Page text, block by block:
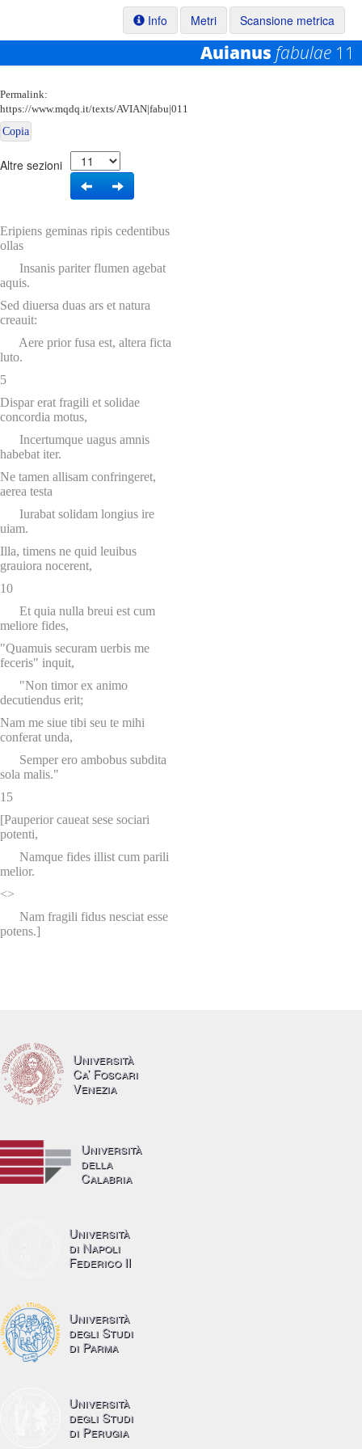
Info Metri Scansione metrica
Auianus fabulae 11
Permalink:
https://www.mqdq.it/texts/AVIAN|fabu|011
Copia
Altre sezioni
Eripiens geminas ripis cedentibus
ollas
Insanis pariter flumen agebat
aquis.
Sed diuersa duas ars et natura
creauit:
Aere prior fusa est, altera ficta
luto.
5
Dispar erat fragili et solidae
concordia motus,
Incertumque uagus amnis
habebat iter.
Ne tamen allisam confringeret,
aerea testa
Iurabat solidam longius ire
uiam.
Illa, timens ne quid leuibus
grauiora nocerent,
10
Et quia nulla breui est cum
meliore fides,
"Quamuis securam uerbis me
feceris" inquit,
"Non timor ex animo
decutiendus erit;
Nam me siue tibi seu te mihi
conferat unda,
Semper ero ambobus subdita
sola malis."
15
[Pauperior caueat sese sociari
potenti,
Namque fides illist cum parili
melior.
<>
Nam fragili fidus nesciat esse
potens.]
Università
Ca’ Foscari
Venezia
Università
della
Calabria
Università
di Napoli
Federico II
Università
degli Studi
di Parma
Università
degli Studi
di Perugia